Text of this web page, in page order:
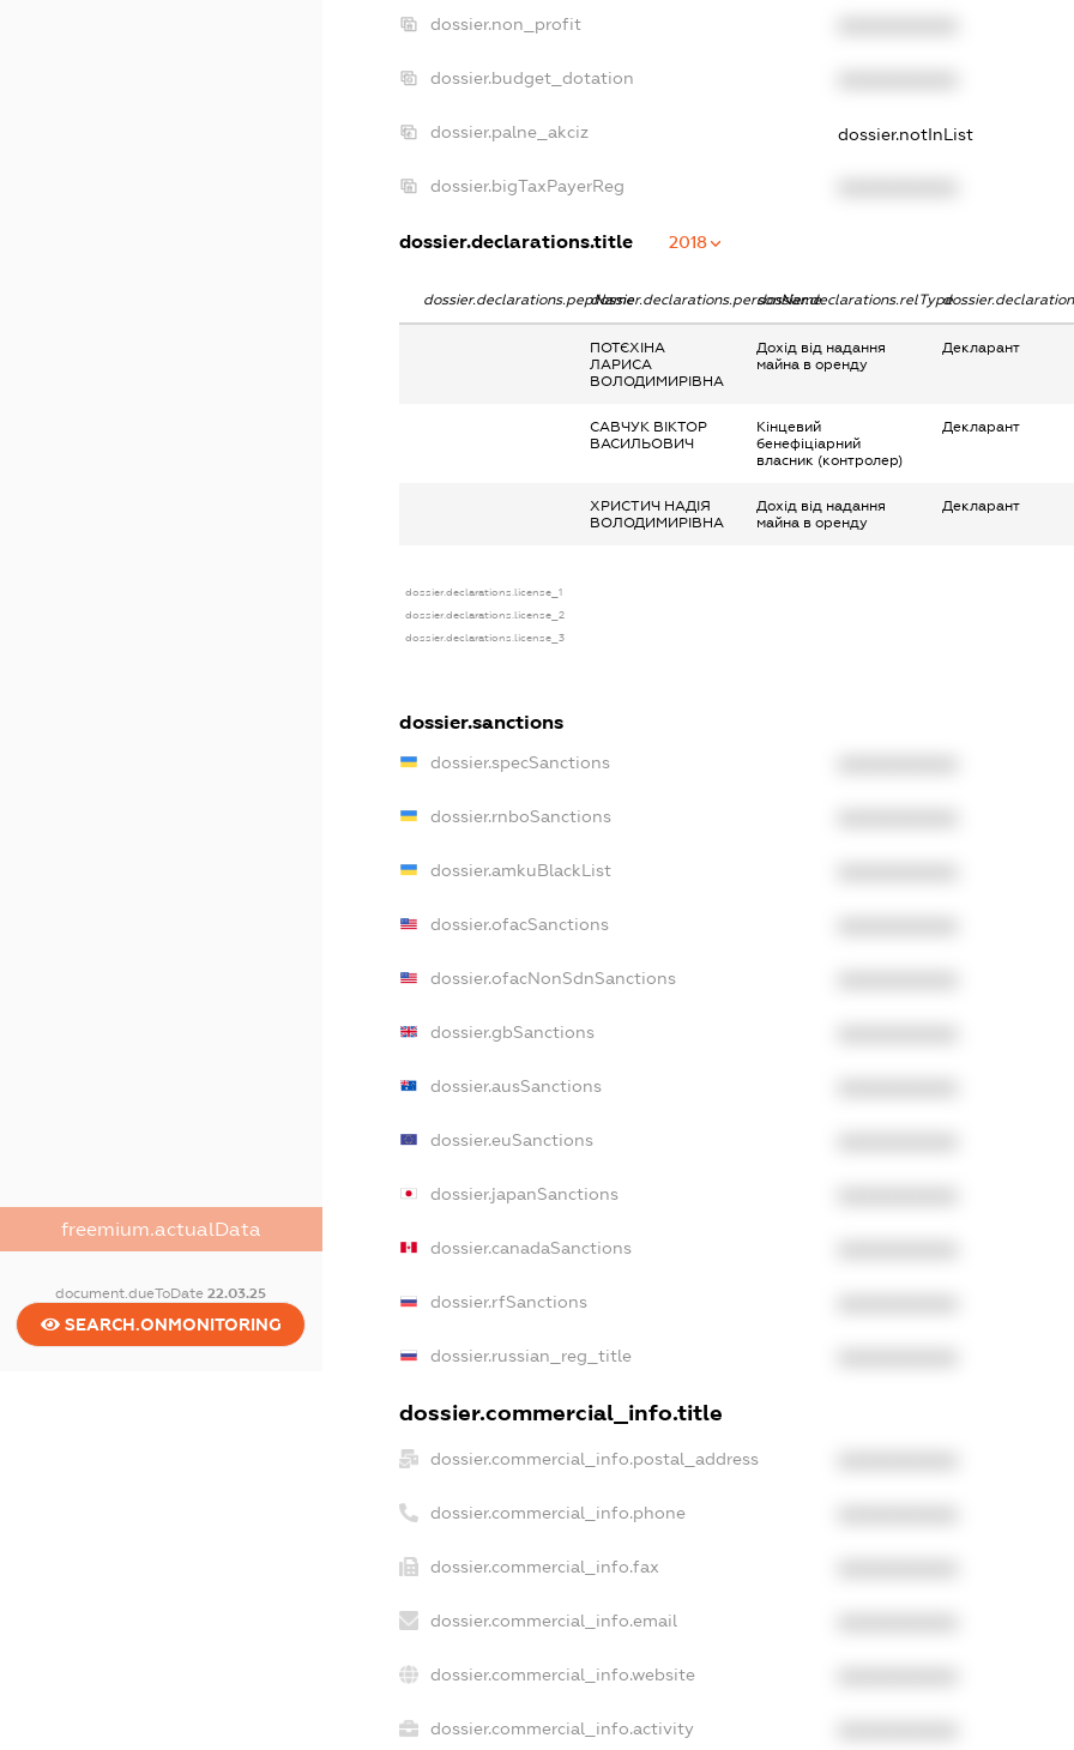
freemium.actualData
document.dueToDate22.03.25
SEARCH.ONMONITORING
dossier.non_profit
dossier.budget_dotation
dossier.palne_akciz dossier.notInList
dossier.bigTaxPayerReg
dossier.declarations.title 2018
dossier.declarations.pepNamedossier.declarations.personNamedossier.declarations.relType
ПОТЄХІНА
ЛАРИСА
ВОЛОДИМИРІВНА
Дохід від надання
майна в оренду
Декларант
САВЧУК ВІКТОР
ВАСИЛЬОВИЧ
Кінцевий
бенефіціарний
власник (контролер)
Декларант
ХРИСТИЧ НАДІЯ
ВОЛОДИМИРІВНА
Дохід від надання
майна в оренду
Декларант
dossier.declarations.license_1
dossier.declarations.license_2
dossier.declarations.license_3
dossier.sanctions
dossier.specSanctions
dossier.rnboSanctions
dossier.amkuBlackList
dossier.ofacSanctions
dossier.ofacNonSdnSanctions
dossier.gbSanctions
dossier.ausSanctions
dossier.euSanctions
dossier.japanSanctions
dossier.canadaSanctions
dossier.rfSanctions
dossier.russian_reg_title
dossier.commercial_info.title
dossier.commercial_info.postal_address
dossier.commercial_info.phone
dossier.commercial_info.fax
dossier.commercial_info.email
dossier.commercial_info.website
dossier.commercial_info.activity